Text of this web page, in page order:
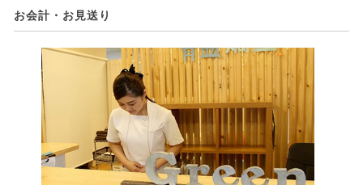
お会計・お見送り